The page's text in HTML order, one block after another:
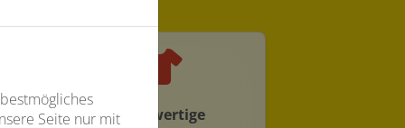
Hochwertige
Seite nur mit